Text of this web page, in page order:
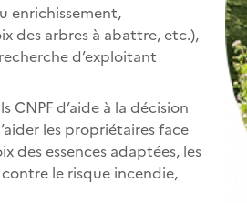
enrichissement,
des arbres à abattre, etc.),
d’exploitant
d’aide à la décision
les propriétaires face
des essences adaptées, les
le risque incendie,